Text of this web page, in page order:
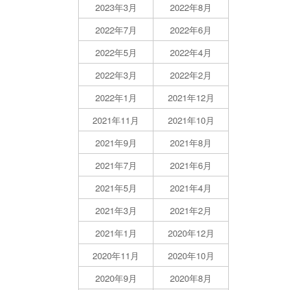
2023年3月
2022年8月
2022年7月
2022年6月
2022年5月
2022年4月
2022年3月
2022年2月
2022年1月
2021年12月
2021年11月
2021年10月
2021年9月
2021年8月
2021年7月
2021年6月
2021年5月
2021年4月
2021年3月
2021年2月
2021年1月
2020年12月
2020年11月
2020年10月
2020年9月
2020年8月